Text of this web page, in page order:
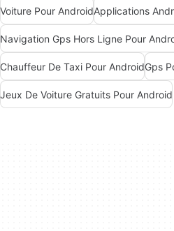
Voiture Pour AndroidApplications
Navigation Gps Hors Ligne Pour
Chauffeur De Taxi Pour AndroidGps
Jeux De Voiture Gratuits Pour Android